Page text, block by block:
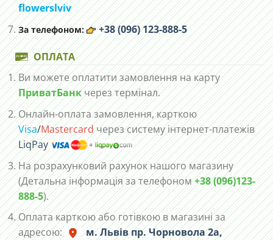
flowerslviv
За телефоном: +38 (096) 123-888-5
ОПЛАТА
Ви можете оплатити замовлення на карту
ПриватБанкчерез термінал.
Онлайн-оплата замовлення, карткою
Visa/Mastercardчерез систему інтернет-платежів
LiqPay
На розрахунковий рахунок нашого магазину
(Детальна інформація за телефоном+38 (096)123-
888-5).
Оплата карткою або готівкою в магазині за
адресою:
м. Львів пр. Чорновола 2а,